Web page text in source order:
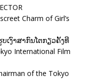
Charm of Girl’s
ເງົາສາກົນໂຕກຽວຄັ້ງທີ
International Film
of the Tokyo